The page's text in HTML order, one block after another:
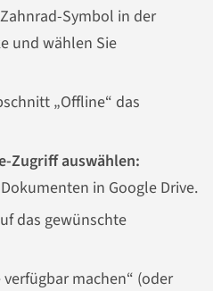
Symbol in der
und wählen Sie
„Offline“ das
Zugriff auswählen:
in Google Drive.
das gewünschte
machen“ (oder